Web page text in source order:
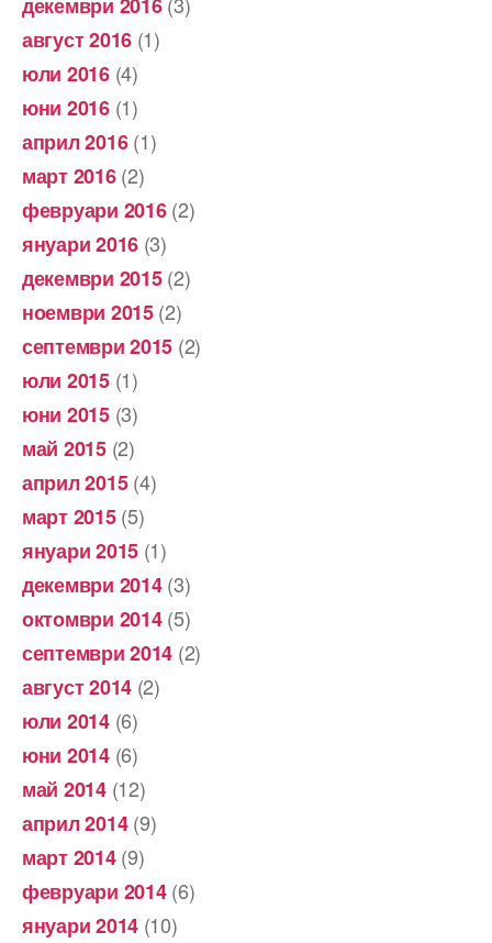
декември 2016
август 2016 (1)
юли 2016(4)
юни 2016(1)
април 2016(1)
март 2016(2)
февруари 2016(2)
януари 2016 (3)
декември 2015(2)
ноември 2015(2)
септември 2015 (2)
юли 2015(1)
юни 2015(3)
май 2015(2)
април 2015(4)
март 2015(5)
януари 2015 (1)
декември 2014(3)
октомври 2014(5)
септември 2014 (2)
август 2014 (2)
юли 2014(6)
юни 2014(6)
май 2014(12)
април 2014(9)
март 2014(9)
февруари 2014(6)
януари 2014 (10)